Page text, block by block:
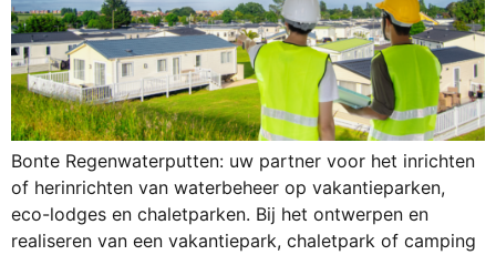
Bonte Regenwaterputten: uw partner voor het inrichten
of herinrichten van waterbeheer op vakantieparken,
eco-lodges en chaletparken. Bij het ontwerpen en
realiseren van een vakantiepark, chaletpark of camping